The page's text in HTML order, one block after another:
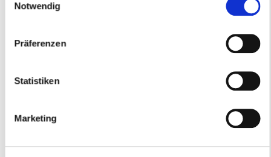
Notwendig
Präferenzen
Statistiken
Marketing